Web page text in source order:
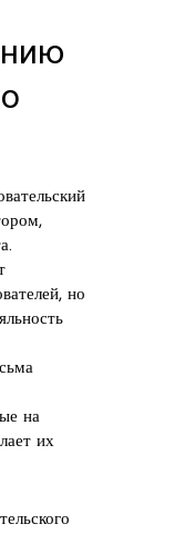
но
на
их